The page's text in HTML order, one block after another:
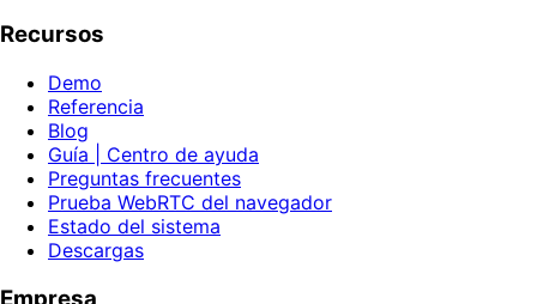
Recursos
Demo
Referencia
Blog
Guía | Centro de ayuda
Preguntas frecuentes
Prueba WebRTC del navegador
Estado del sistema
Descargas
Empresa